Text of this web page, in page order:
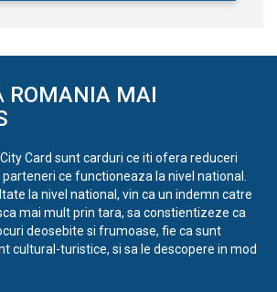
ROMANIA MAI
Card sunt carduri ce iti ofera reduceri
ce functioneaza la nivel national.
la nivel national, vin ca un indemn catre
mai mult prin tara, sa constientizeze ca
deosebite si frumoase, fie ca sunt
cultural-turistice, si sa le descopere in mod